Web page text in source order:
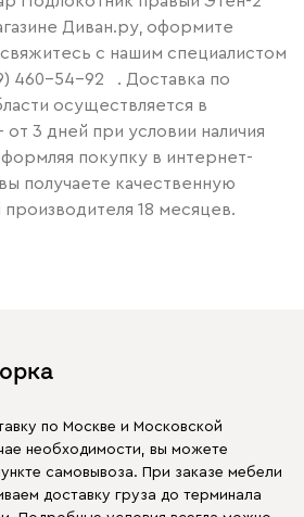
Диван.ру, оформите
свяжитесь с нашим специалистом
460-54-92
. Доставка по
осуществляется в
3 дней при условии наличия
покупку в интернет-
получаете качественную
18 месяцев.
по Москве и Московской
необходимости, вы можете
самовывоза. При заказе мебели
доставку груза до терминала